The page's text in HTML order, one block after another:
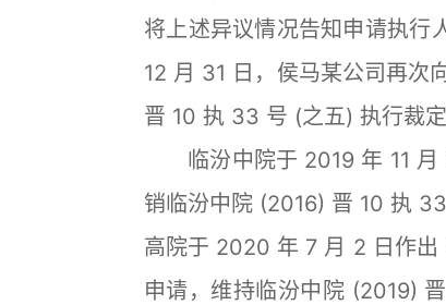
将上述异议情况告知申请执行
12 月 31 日，侯马某公司再次
晋 10 执 33 号 (之五) 执行裁
临汾中院于 2019 年 11 月
销临汾中院 (2016) 晋 10 执
高院于 2020 年 7 月 2 日作
申请，维持临汾中院 (2019)